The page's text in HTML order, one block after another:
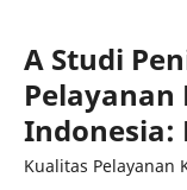
A Studi
Pelayanan
Indonesia:
Kualitas Pelayanan